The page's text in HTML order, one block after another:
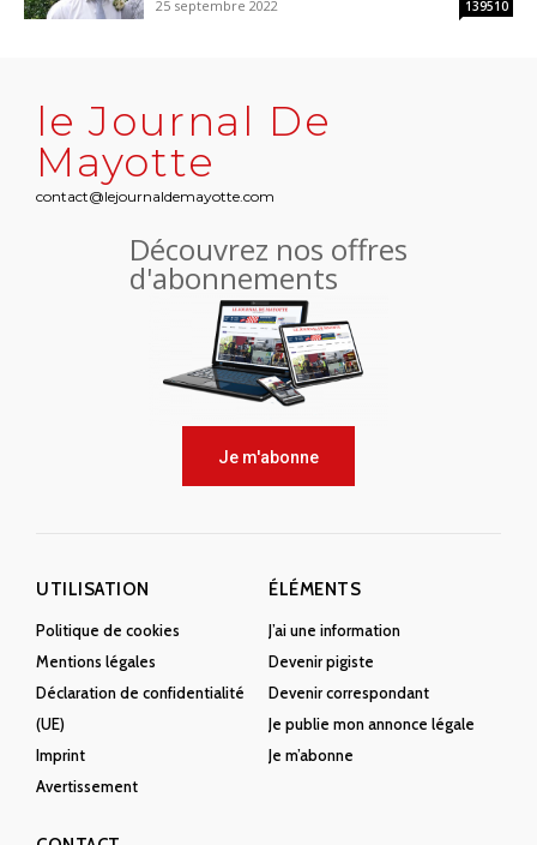
25 septembre 2022 139510
le Journal De
Mayotte
contact@lejournaldemayotte.com
Découvrez nos offres
d'abonnements
Je m'abonne
UTILISATION
Politique de cookies
Mentions légales
Déclaration de confidentialité
(UE)
Imprint
Avertissement
ÉLÉMENTS
J’ai une information
Devenir pigiste
Devenir correspondant
Je publie mon annonce légale
Je m’abonne